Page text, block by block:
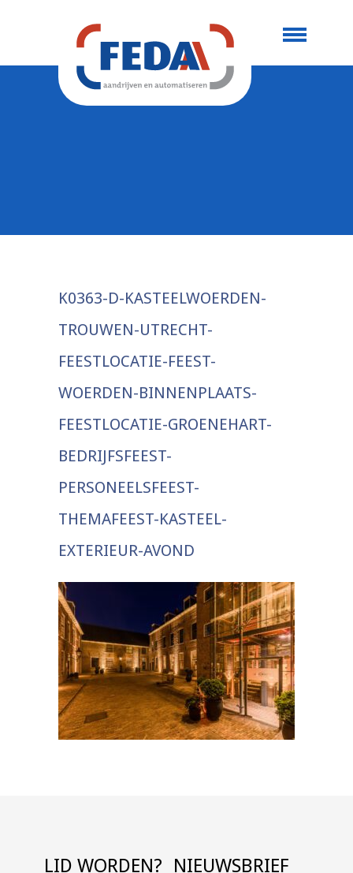
K0363-D-KASTEELWOERDEN-
TROUWEN-UTRECHT-
FEESTLOCATIE-FEEST-
WOERDEN-BINNENPLAATS-
FEESTLOCATIE-GROENEHART-
BEDRIJFSFEEST-
PERSONEELSFEEST-
THEMAFEEST-KASTEEL-
EXTERIEUR-AVOND
LID WORDEN? NIEUWSBRIEF